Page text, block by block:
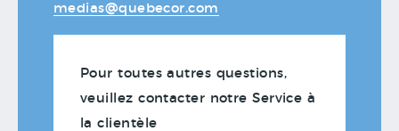
medias@quebecor.com
Pour toutes autres questions,
veuillez contacter notre Service à
la clientèle